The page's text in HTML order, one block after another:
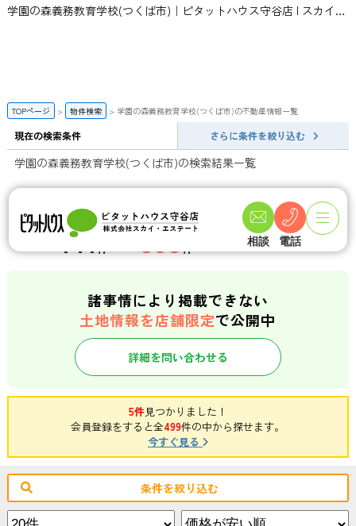
学園の森義務教育学校(つくば市)｜ピタットハウス守谷店 | スカイ・エステート
相談 電話
TOPページ 物件検索 学園の森義務教育学校(つくば市)の不動産情報一覧
現在の検索条件 さらに条件を絞り込む
学園の森義務教育学校(つくば市)の検索結果一覧
一般公開数
141件
会員限定物件数
358件
店頭公開物件数
諸事情により掲載できない
土地情報を店舗限定で公開中
詳細を問い合わせる
5件見つかりました！
会員登録をすると全499件の中から探せます。
今すぐ見る
条件を絞り込む